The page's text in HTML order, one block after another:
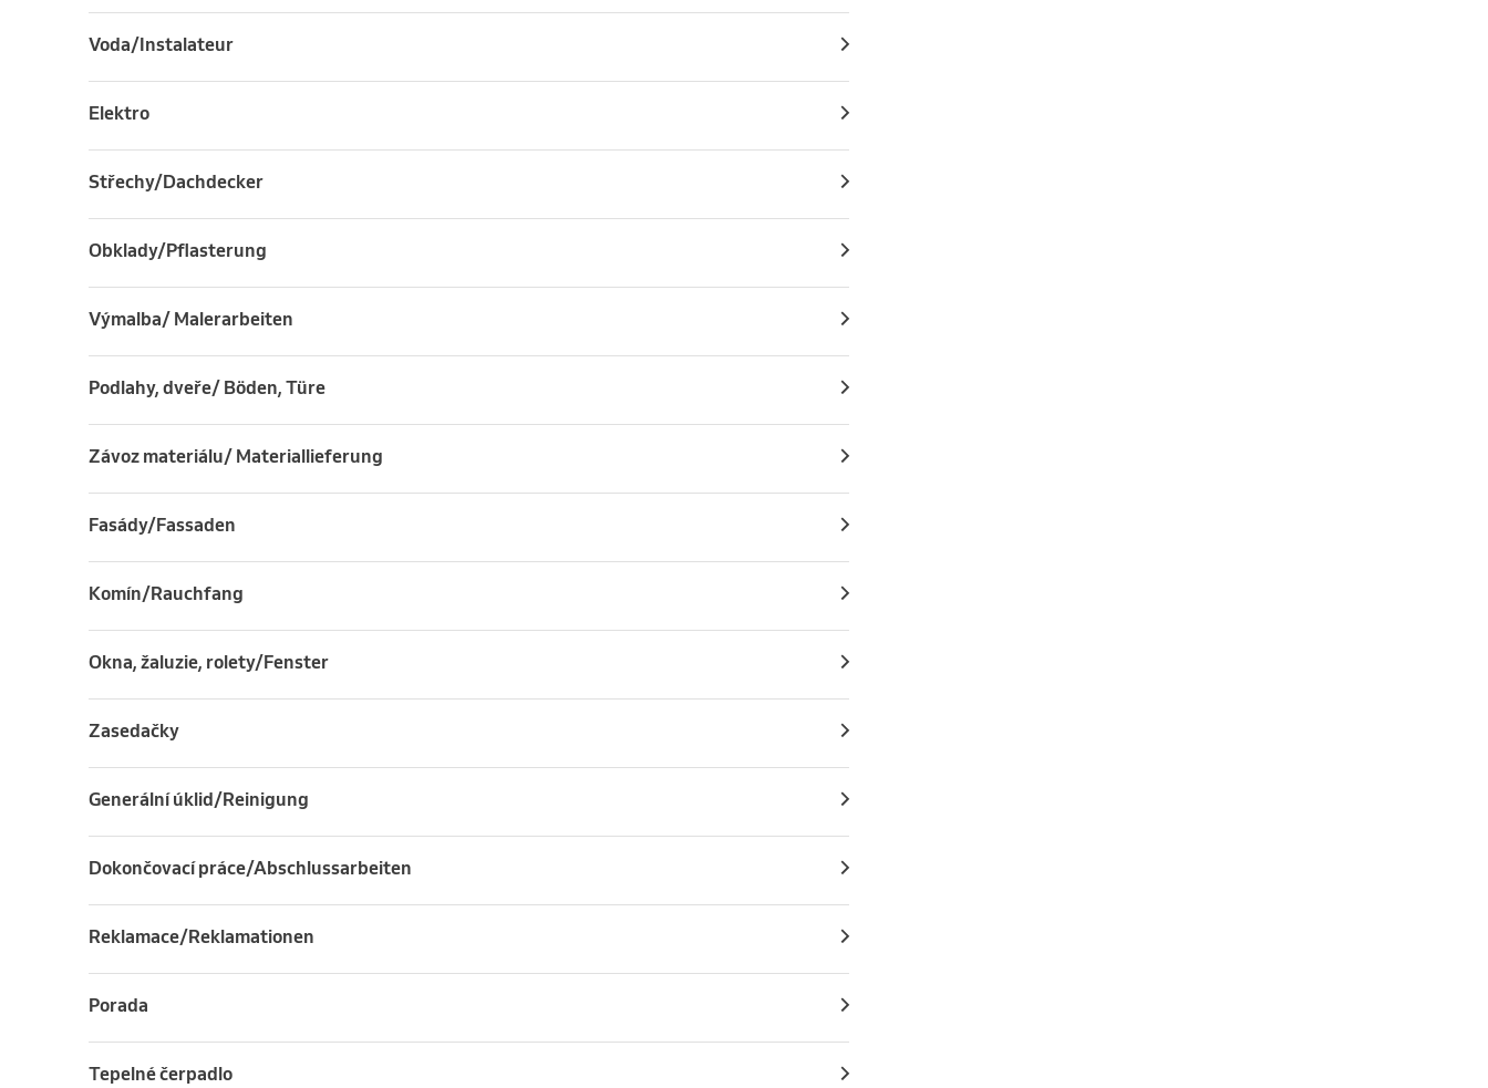
Voda/Instalateur
Elektro
Střechy/Dachdecker
Obklady/Pflasterung
Výmalba/ Malerarbeiten
Podlahy, dveře/ Böden, Türe
Závoz materiálu/ Materiallieferung
Fasády/Fassaden
Komín/Rauchfang
Okna, žaluzie, rolety/Fenster
Zasedačky
Generální úklid/Reinigung
Dokončovací práce/Abschlussarbeiten
Reklamace/Reklamationen
Porada
Tepelné čerpadlo